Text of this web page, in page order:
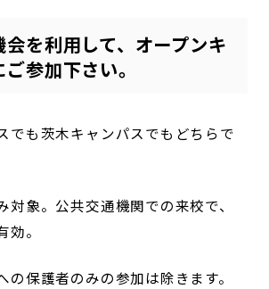
を利用して、オープンキ
参加下さい。
でも茨木キャンパスでもどちらで
象。公共交通機関での来校で、
。
保護者のみの参加は除きます。